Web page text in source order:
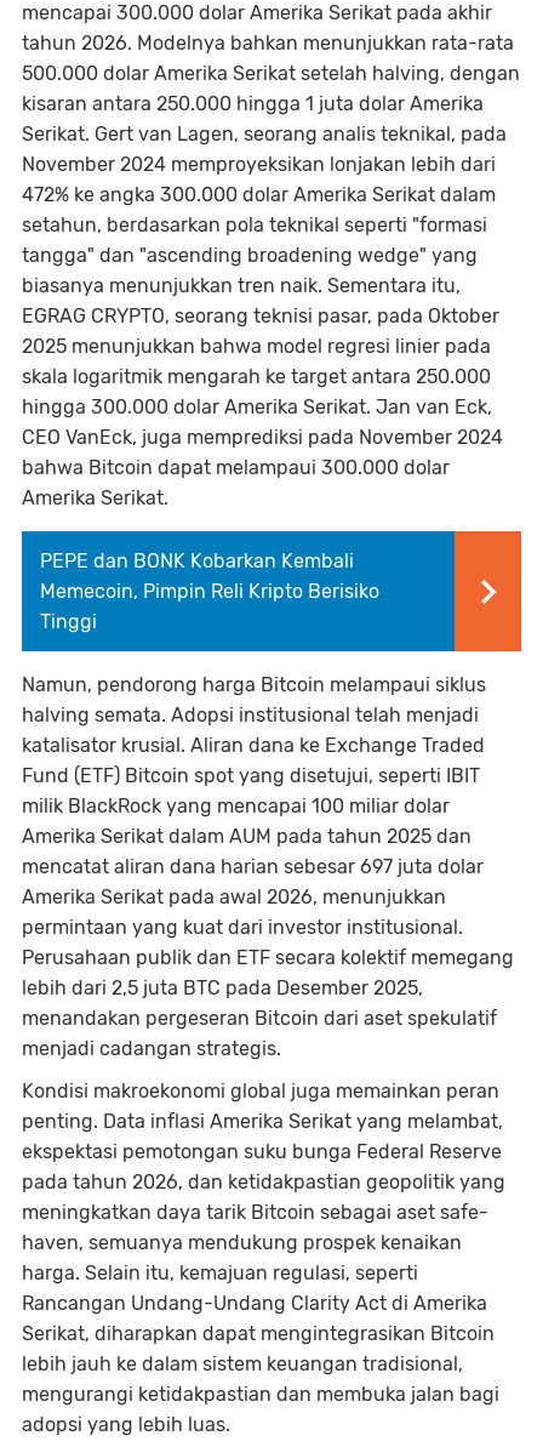
mencapai 300.000 dolar Amerika Serikat pada akhir
tahun 2026. Modelnya bahkan menunjukkan rata-rata
500.000 dolar Amerika Serikat setelah halving, dengan
kisaran antara 250.000 hingga 1 juta dolar Amerika
Serikat. Gert van Lagen, seorang analis teknikal, pada
November 2024 memproyeksikan lonjakan lebih dari
472% ke angka 300.000 dolar Amerika Serikat dalam
setahun, berdasarkan pola teknikal seperti "formasi
tangga" dan "ascending broadening wedge" yang
biasanya menunjukkan tren naik. Sementara itu,
EGRAG CRYPTO, seorang teknisi pasar, pada Oktober
2025 menunjukkan bahwa model regresi linier pada
skala logaritmik mengarah ke target antara 250.000
hingga 300.000 dolar Amerika Serikat. Jan van Eck,
CEO VanEck, juga memprediksi pada November 2024
bahwa Bitcoin dapat melampaui 300.000 dolar
Amerika Serikat.
PEPE dan BONK Kobarkan Kembali
Memecoin, Pimpin Reli Kripto Berisiko
Tinggi
Namun, pendorong harga Bitcoin melampaui siklus
halving semata. Adopsi institusional telah menjadi
katalisator krusial. Aliran dana ke Exchange Traded
Fund (ETF) Bitcoin spot yang disetujui, seperti IBIT
milik BlackRock yang mencapai 100 miliar dolar
Amerika Serikat dalam AUM pada tahun 2025 dan
mencatat aliran dana harian sebesar 697 juta dolar
Amerika Serikat pada awal 2026, menunjukkan
permintaan yang kuat dari investor institusional.
Perusahaan publik dan ETF secara kolektif memegang
lebih dari 2,5 juta BTC pada Desember 2025,
menandakan pergeseran Bitcoin dari aset spekulatif
menjadi cadangan strategis.
Kondisi makroekonomi global juga memainkan peran
penting. Data inflasi Amerika Serikat yang melambat,
ekspektasi pemotongan suku bunga Federal Reserve
pada tahun 2026, dan ketidakpastian geopolitik yang
meningkatkan daya tarik Bitcoin sebagai aset safe-
haven, semuanya mendukung prospek kenaikan
harga. Selain itu, kemajuan regulasi, seperti
Rancangan Undang-Undang Clarity Act di Amerika
Serikat, diharapkan dapat mengintegrasikan Bitcoin
lebih jauh ke dalam sistem keuangan tradisional,
mengurangi ketidakpastian dan membuka jalan bagi
adopsi yang lebih luas.